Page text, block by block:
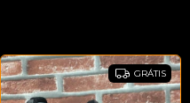
GRÁTIS